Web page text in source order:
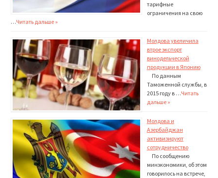
тарифные
ограничения на свою
…Читать дальше »
Молдова увеличила
втрое экспорт
винодельческой
продукции в Японию
По данным
Таможенной службы, в
2015 году в …Читать
дальше »
Молдова и
Азербайджан
активизируют
сотрудничество
По сообщению
минэкономики, об этом
говорилось на встрече,